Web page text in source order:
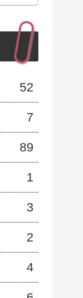
52
7
89
1
3
2
4